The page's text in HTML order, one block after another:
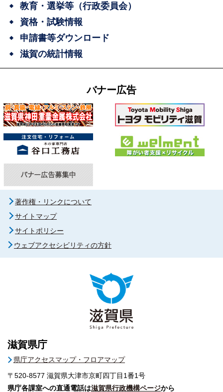
教育・選挙等（行政委員会）
資格・試験情報
申請書等ダウンロード
滋賀の統計情報
バナー広告
著作権・リンクについて
サイトマップ
サイトポリシー
ウェブアクセシビリティの方針
滋賀県庁
県庁アクセスマップ・フロアマップ
〒520-8577 滋賀県大津市京町四丁目1番1号
県庁各課室への直通電話は滋賀県行政機構ページから